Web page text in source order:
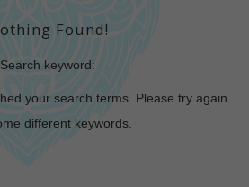
Found!
Search keyword:
your search terms. Please try again
different keywords.